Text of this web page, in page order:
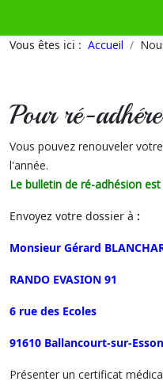
Vous êtes ici : Accueil
Pour ré-
Vous pouvez renouveler
l'année.
Le bulletin de ré-adhésion est
Envoyez votre dossier à :
Monsieur Gérard
RANDO EVASION 91
6 rue des Ecoles
91610 Ballancourt-sur-
Présenter un certificat